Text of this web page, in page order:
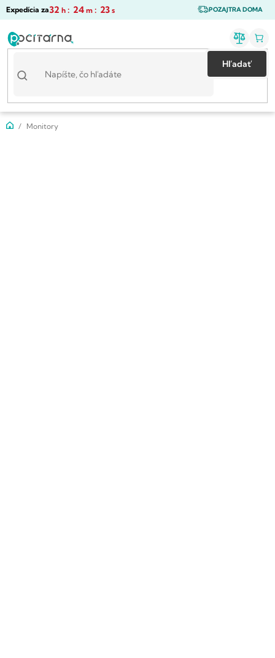
Prejsť
POZAJTRA DOMA
Expedícia za32 h : 24 m : 23 s
Hľadať
DomovMonitory